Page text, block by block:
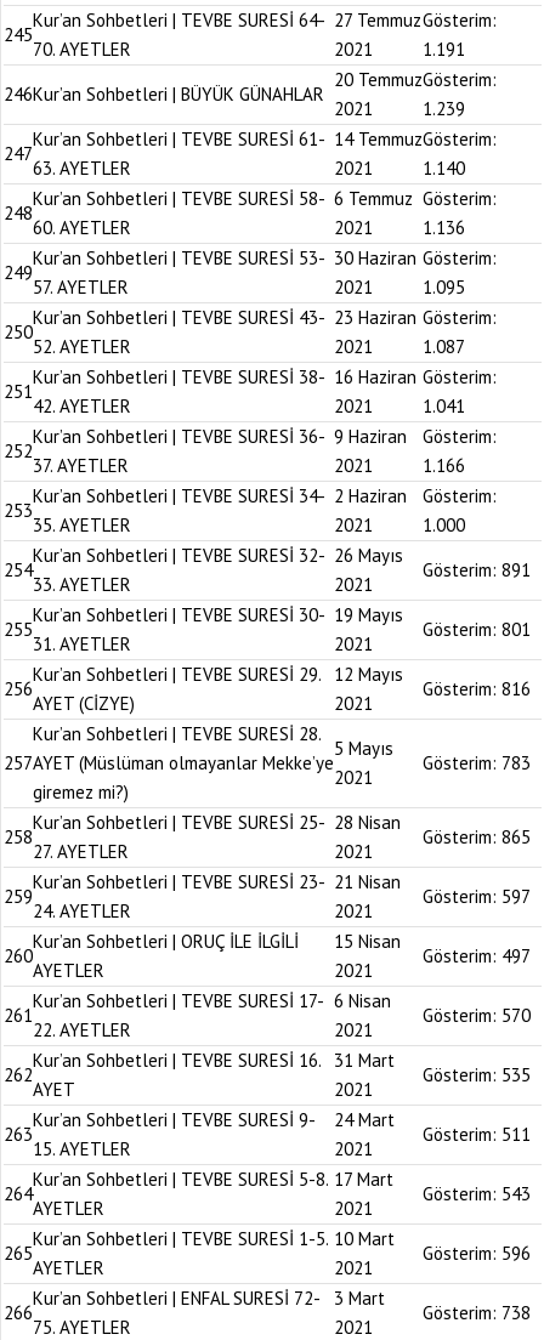
245
Kur’an Sohbetleri | TEVBE SURESİ 64-
70. AYETLER
27 Temmuz
2021
Gösterim:
1.191
246Kur’an Sohbetleri | BÜYÜK GÜNAHLAR
20 Temmuz
2021
Gösterim:
1.239
247
Kur’an Sohbetleri | TEVBE SURESİ 61-
63. AYETLER
14 Temmuz
2021
Gösterim:
1.140
248
Kur’an Sohbetleri | TEVBE SURESİ 58-
60. AYETLER
6 Temmuz
2021
Gösterim:
1.136
249
Kur’an Sohbetleri | TEVBE SURESİ 53-
57. AYETLER
30 Haziran
2021
Gösterim:
1.095
250
Kur’an Sohbetleri | TEVBE SURESİ 43-
52. AYETLER
23 Haziran
2021
Gösterim:
1.087
251
Kur’an Sohbetleri | TEVBE SURESİ 38-
42. AYETLER
16 Haziran
2021
Gösterim:
1.041
252
Kur’an Sohbetleri | TEVBE SURESİ 36-
37. AYETLER
9 Haziran
2021
Gösterim:
1.166
253
Kur’an Sohbetleri | TEVBE SURESİ 34-
35. AYETLER
2 Haziran
2021
Gösterim:
1.000
254
Kur’an Sohbetleri | TEVBE SURESİ 32-
33. AYETLER
26 Mayıs
2021
Gösterim: 891
255
Kur’an Sohbetleri | TEVBE SURESİ 30-
31. AYETLER
19 Mayıs
2021
Gösterim: 801
256
Kur’an Sohbetleri | TEVBE SURESİ 29.
AYET (CİZYE)
12 Mayıs
2021
Gösterim: 816
257
Kur’an Sohbetleri | TEVBE SURESİ 28.
AYET (Müslüman olmayanlar Mekke’ye
giremez mi?)
5 Mayıs
2021
Gösterim: 783
258
Kur’an Sohbetleri | TEVBE SURESİ 25-
27. AYETLER
28 Nisan
2021
Gösterim: 865
259
Kur’an Sohbetleri | TEVBE SURESİ 23-
24. AYETLER
21 Nisan
2021
Gösterim: 597
260
Kur’an Sohbetleri | ORUÇ İLE İLGİLİ
AYETLER
15 Nisan
2021
Gösterim: 497
261
Kur’an Sohbetleri | TEVBE SURESİ 17-
22. AYETLER
6 Nisan
2021
Gösterim: 570
262
Kur’an Sohbetleri | TEVBE SURESİ 16.
AYET
31 Mart
2021
Gösterim: 535
263
Kur’an Sohbetleri | TEVBE SURESİ 9-
15. AYETLER
24 Mart
2021
Gösterim: 511
264
Kur’an Sohbetleri | TEVBE SURESİ 5-8.
AYETLER
17 Mart
2021
Gösterim: 543
265
Kur’an Sohbetleri | TEVBE SURESİ 1-5.
AYETLER
10 Mart
2021
Gösterim: 596
266
Kur’an Sohbetleri | ENFAL SURESİ 72-
75. AYETLER
3 Mart
2021
Gösterim: 738